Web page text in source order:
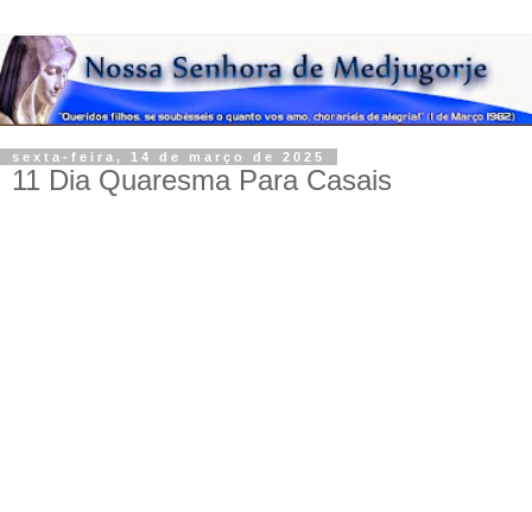
sexta-feira, 14 de março de 2025
11 Dia Quaresma Para Casais